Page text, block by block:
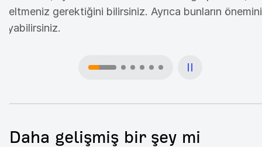
gerektiğini bilirsiniz. Ayrıca bunların
Daha gelişmiş bir şey mi